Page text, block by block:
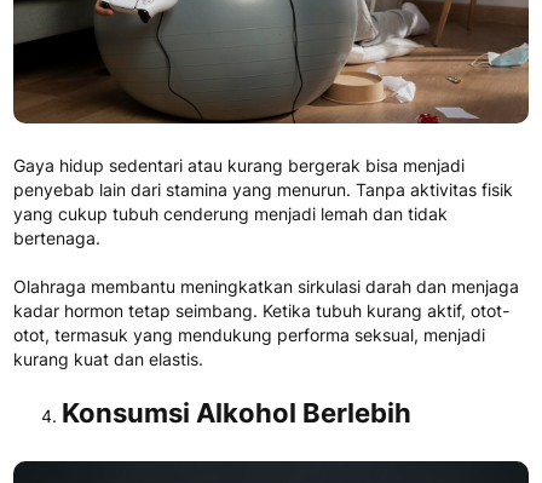
Gaya hidup sedentari atau kurang bergerak bisa menjadi
penyebab lain dari stamina yang menurun. Tanpa aktivitas fisik
yang cukup tubuh cenderung menjadi lemah dan tidak
bertenaga.
Olahraga membantu meningkatkan sirkulasi darah dan menjaga
kadar hormon tetap seimbang. Ketika tubuh kurang aktif, otot-
otot, termasuk yang mendukung performa seksual, menjadi
kurang kuat dan elastis.
Konsumsi Alkohol Berlebih